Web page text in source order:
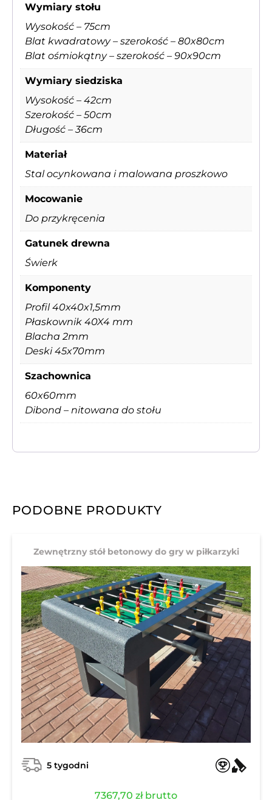
Wymiary stołu
Wysokość – 75cm
Blat kwadratowy – szerokość – 80x80cm
Blat ośmiokątny – szerokość – 90x90cm
Wymiary siedziska
Wysokość – 42cm
Szerokość – 50cm
Długość – 36cm
Materiał
Stal ocynkowana i malowana proszkowo
Mocowanie
Do przykręcenia
Gatunek drewna
Świerk
Komponenty
Profil 40x40x1,5mm
Płaskownik 40X4 mm
Blacha 2mm
Deski 45x70mm
Szachownica
60x60mm
Dibond – nitowana do stołu
PODOBNE PRODUKTY
Zewnętrzny stół betonowy do gry w piłkarzyki
5 tygodni
7367,70 złbrutto